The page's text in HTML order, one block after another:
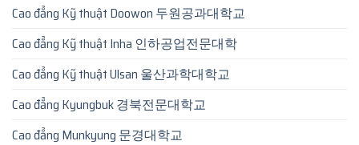
Cao đẳng Kỹ thuật Doowon 두원공과대학교
Cao đẳng Kỹ thuật Inha 인하공업전문대학
Cao đẳng Kỹ thuật Ulsan 울산과학대학교
Cao đẳng Kyungbuk 경북전문대학교
Cao đẳng Munkyung 문경대학교